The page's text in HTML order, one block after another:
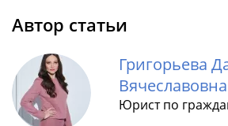
Автор статьи
Григорьева
Вячеславовна
Юрист по